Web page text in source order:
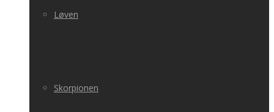
Løven
Skorpionen